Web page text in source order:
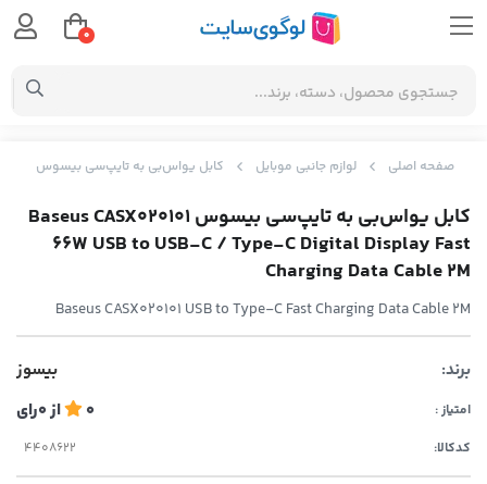
صفحه اصلی لوازم جانبی موبایل کابل یواس‌بی به تایپ‌سی بیسوس Baseus CASX020101 66W USB to USB-C / Type-C Digital Display Fast Charging Data Cable 2M
کابل یواس‌بی به تایپ‌سی بیسوس Baseus CASX020101
66W USB to USB-C / Type-C Digital Display Fast
Charging Data Cable 2M
Baseus CASX020101 USB to Type-C Fast Charging Data Cable 2M
برند: بیسوز
امتیاز : 0 از0رای
کدکالا:
0